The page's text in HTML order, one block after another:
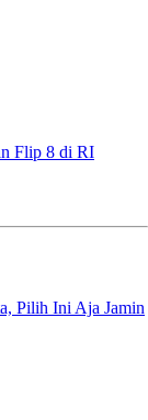
Flip 8 di RI
Pilih Ini Aja Jamin